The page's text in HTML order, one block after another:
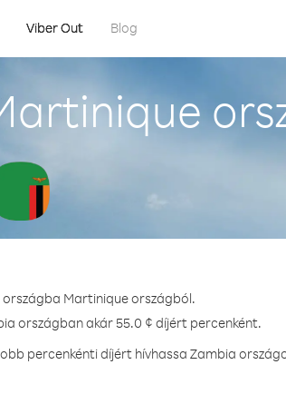
Viber Out Blog
Martinique országból.
országban akár 55.0 ¢ díjért percenként.
percenkénti díjért hívhassa Zambia